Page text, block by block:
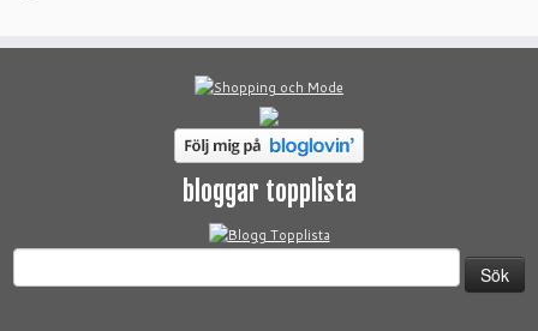
bloggar topplista
efter: